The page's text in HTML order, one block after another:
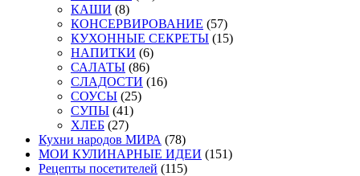
КАШИ (8)
КОНСЕРВИРОВАНИЕ (57)
КУХОННЫЕ СЕКРЕТЫ (15)
НАПИТКИ (6)
САЛАТЫ (86)
СЛАДОСТИ (16)
СОУСЫ (25)
СУПЫ (41)
ХЛЕБ (27)
Кухни народов МИРА (78)
МОИ КУЛИНАРНЫЕ ИДЕИ (151)
Рецепты посетителей (115)